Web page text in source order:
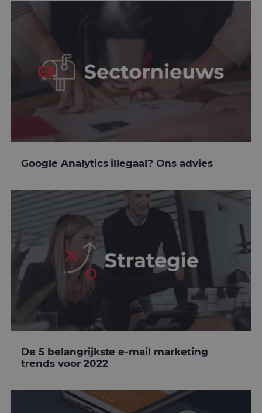
Google Analytics illegaal? Ons advies
De 5 belangrijkste e-mail marketing
trends voor 2022